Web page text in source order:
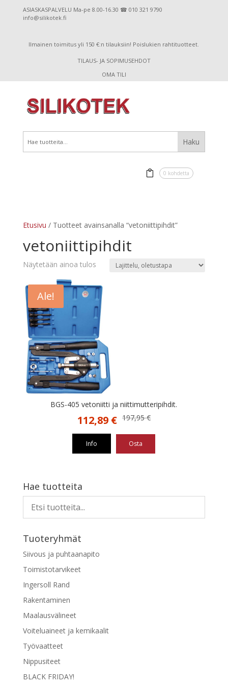
ASIASKASPALVELU Ma-pe 8.00-16.30 ☎ 010 321 9790
info@silikotek.fi
Ilmainen toimitus yli 150 €:n tilauksiin! Poislukien rahtituotteet.
TILAUS- JA SOPIMUSEHDOT
OMA TILI
0 kohdetta
Etusivu / Tuotteet avainsanalla “vetoniittipihdit”
vetoniittipihdit
Näytetään ainoa tulos
Ale!
BGS-405 vetoniitti ja niittimutteripihdit.
197,95€
Alkuperäinen
197,95 €.
112,89 €Nykyinen
112,89 €.
Info Osta
Hae tuotteita
Tuoteryhmät
Siivous ja puhtaanapito
Toimistotarvikeet
Ingersoll Rand
Rakentaminen
Maalausvälineet
Voiteluaineet ja kemikaalit
Työvaatteet
Nippusiteet
BLACK FRIDAY!